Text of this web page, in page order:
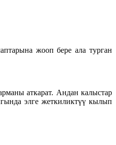
жооп бере ала турган
аткарат. Андан калыстар
элге жеткиликтүү кылып